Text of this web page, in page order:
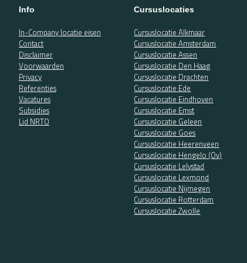
Info
In-Company locatie eisen
Contact
Disclaimer
Voorwaarden
Privacy
Referenties
Vacatures
Subsidies
Lid NRTO
Cursuslocaties
Cursuslocatie Alkmaar
Cursuslocatie Amsterdam
Cursuslocatie Assen
Cursuslocatie Den Haag
Cursuslocatie Drachten
Cursuslocatie Ede
Cursuslocatie Eindhoven
Cursuslocatie Emst
Cursuslocatie Geleen
Cursuslocatie Goes
Cursuslocatie Heerenveen
Cursuslocatie Hengelo (Ov)
Cursuslocatie Lelystad
Cursuslocatie Lexmond
Cursuslocatie Nijmegen
Cursuslocatie Rotterdam
Cursuslocatie Zwolle